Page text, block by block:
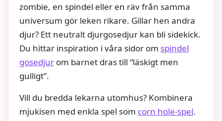
zombie, en spindel eller en räv från samma
universum gör leken rikare. Gillar hen andra
djur? Ett neutralt djurgosedjur kan bli sidekick.
Du hittar inspiration i våra sidor om spindel
gosedjur om barnet dras till “läskigt men
gulligt”.
Vill du bredda lekarna utomhus? Kombinera
mjukisen med enkla spel som corn hole-spel.